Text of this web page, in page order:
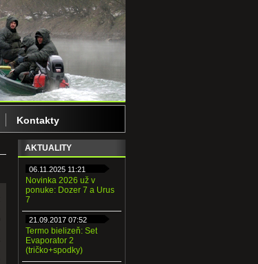
AKTUALITY
06.11.2025 11:21
Novinka 2026 už v
ponuke: Dozer 7 a Urus
7
21.09.2017 07:52
Termo bielizeň: Set
Evaporator 2
(tričko+spodky)
Kontakty